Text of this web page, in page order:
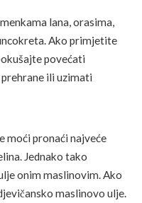
lana, orasima,
Ako primjetite
povećati
ili uzimati
moći pronaći najveće
Jednako tako
onim maslinovim. Ako
maslinovo ulje.